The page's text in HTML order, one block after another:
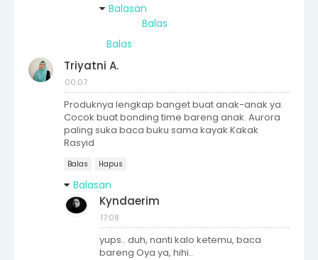
Balasan
Balas
Balas
Triyatni A.
00:07
Produknya lengkap banget buat anak-anak ya.
Cocok buat bonding time bareng anak. Aurora
paling suka baca buku sama kayak Kakak
Rasyid
Balas Hapus
Balasan
Kyndaerim
17:08
yups.. duh, nanti kalo ketemu, baca
bareng Oya ya, hihi..